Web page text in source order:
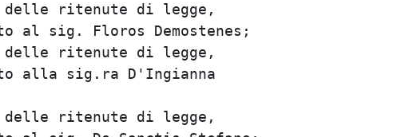
al lordo delle ritenute di legge,
al sig. Floros Demostenes;
al lordo delle ritenute di legge,
conferito alla sig.ra D'Ingianna
al lordo delle ritenute di legge,